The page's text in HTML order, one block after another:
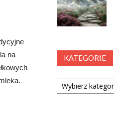
na
KATEGORIE
Kategorie